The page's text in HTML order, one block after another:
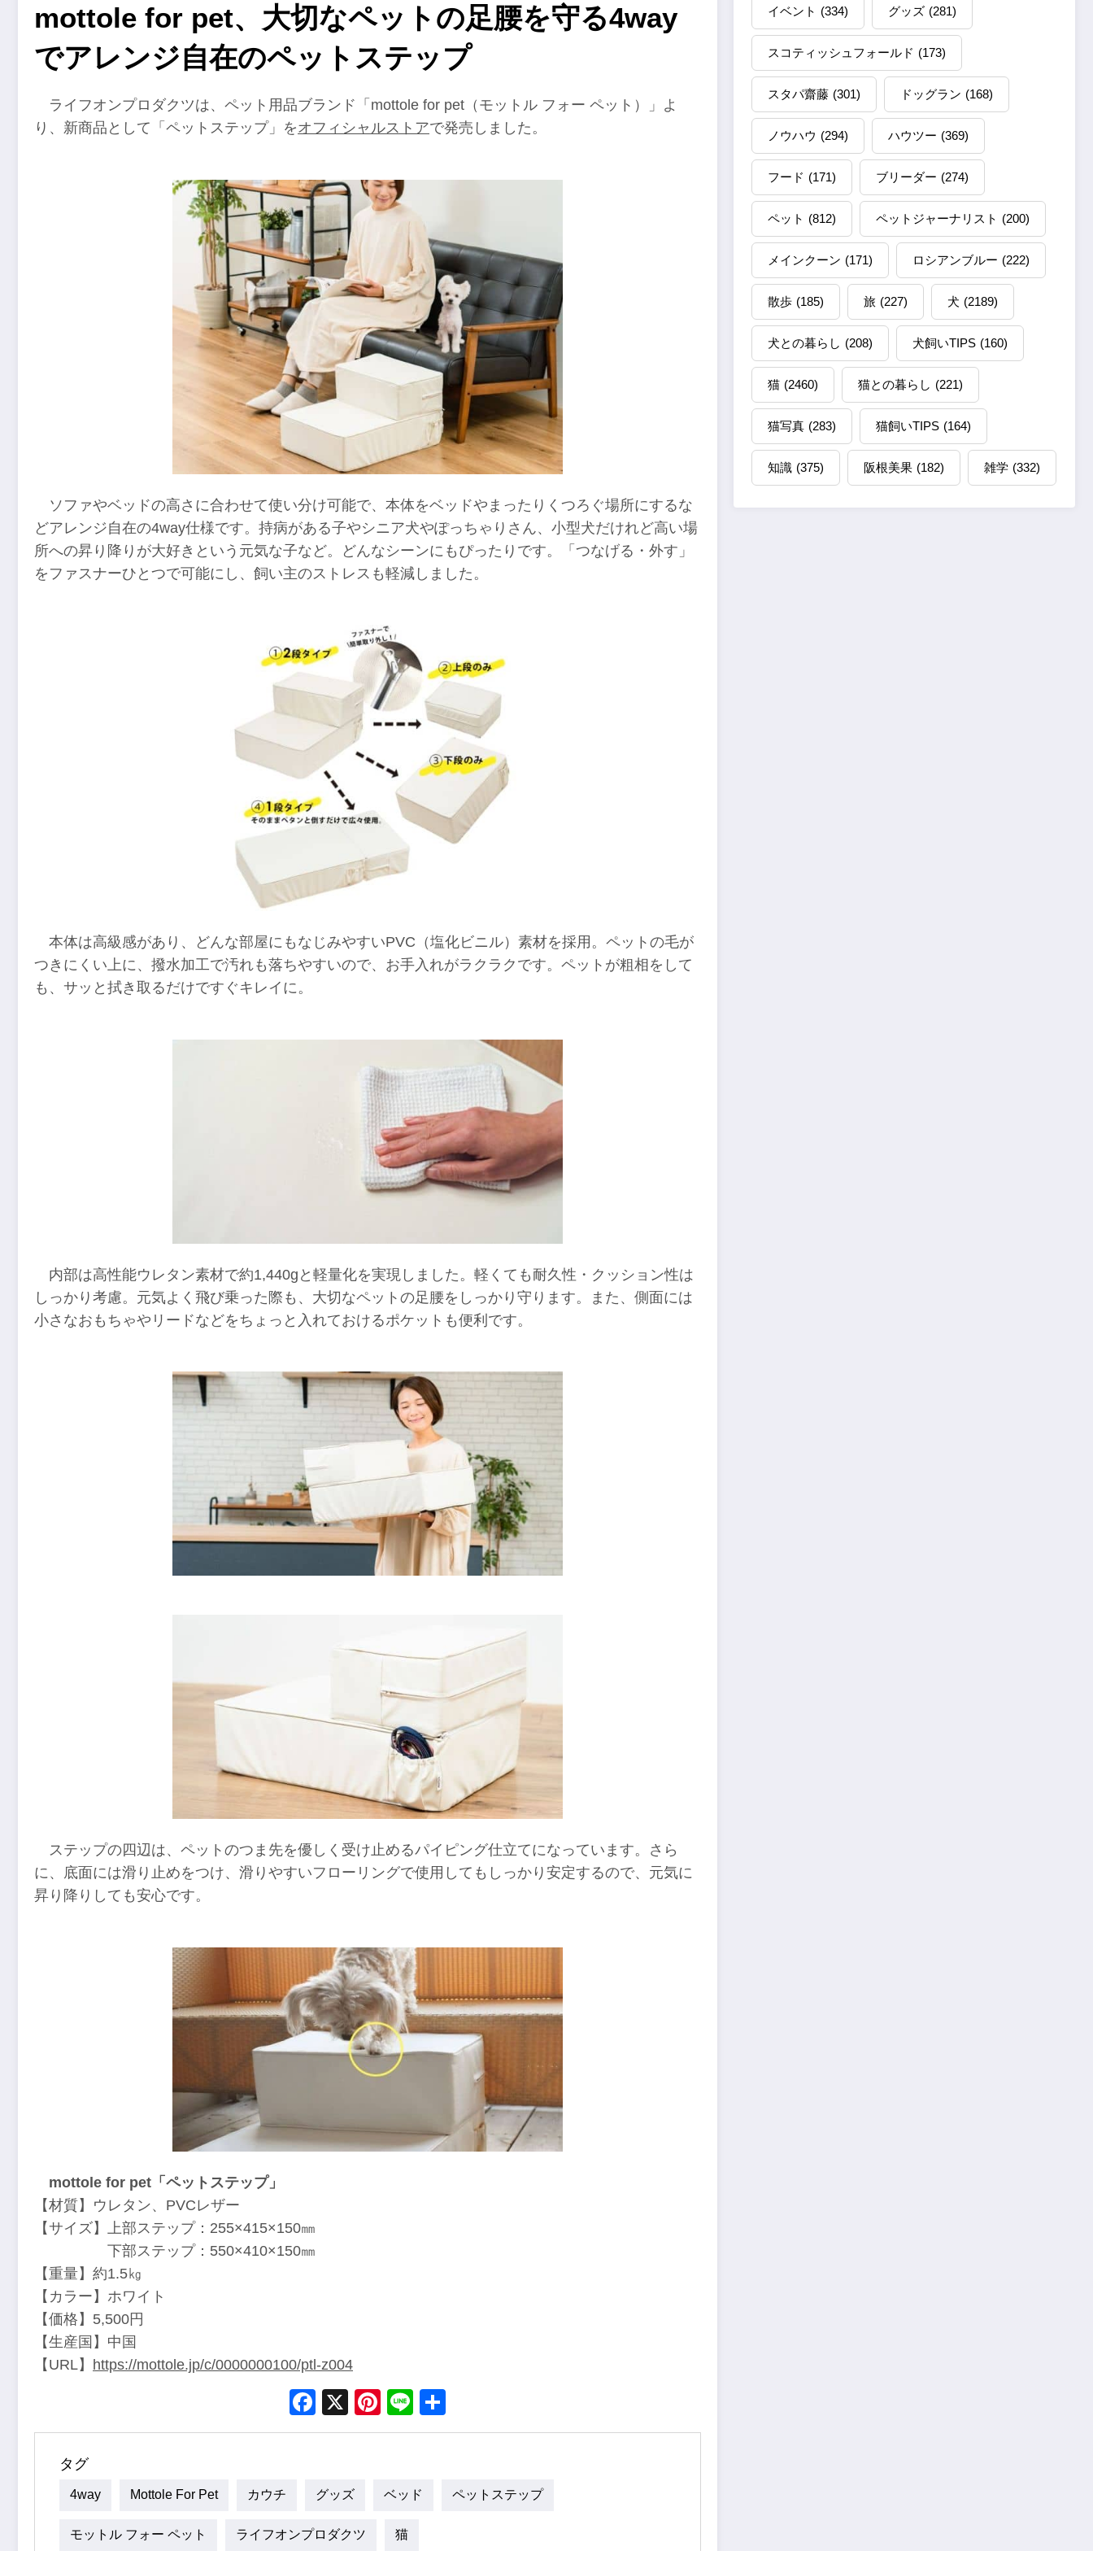
mottole for pet、大切なペットの足腰を守る4way
でアレンジ自在のペットステップ
ライフオンプロダクツは、ペット用品ブランド「mottole for pet（モットル フォー ペット）」よ
り、新商品として「ペットステップ」をオフィシャルストアで発売しました。
ソファやベッドの高さに合わせて使い分け可能で、本体をベッドやまったりくつろぐ場所にするな
どアレンジ自在の4way仕様です。持病がある子やシニア犬やぽっちゃりさん、小型犬だけれど高い場
所への昇り降りが大好きという元気な子など。どんなシーンにもぴったりです。「つなげる・外す」
をファスナーひとつで可能にし、飼い主のストレスも軽減しました。
本体は高級感があり、どんな部屋にもなじみやすいPVC（塩化ビニル）素材を採用。ペットの毛が
つきにくい上に、撥水加工で汚れも落ちやすいので、お手入れがラクラクです。ペットが粗相をして
も、サッと拭き取るだけですぐキレイに。
内部は高性能ウレタン素材で約1,440gと軽量化を実現しました。軽くても耐久性・クッション性は
しっかり考慮。元気よく飛び乗った際も、大切なペットの足腰をしっかり守ります。また、側面には
小さなおもちゃやリードなどをちょっと入れておけるポケットも便利です。
ステップの四辺は、ペットのつま先を優しく受け止めるパイピング仕立てになっています。さら
に、底面には滑り止めをつけ、滑りやすいフローリングで使用してもしっかり安定するので、元気に
昇り降りしても安心です。
mottole for pet「ペットステップ」
【材質】ウレタン、PVCレザー
【サイズ】上部ステップ：255×415×150㎜
下部ステップ：550×410×150㎜
【重量】約1.5㎏
【カラー】ホワイト
【価格】5,500円
【生産国】中国
【URL】 https://mottole.jp/c/0000000100/ptl-z004
Facebook
X Pinterest
Line
タグ
4way Mottole For Pet カウチ グッズ ベッド ペットステップ
モットル フォー ペット ライフオンプロダクツ 猫
イベント (334) グッズ (281)
スコティッシュフォールド (173)
スタパ齋藤 (301) ドッグラン (168)
ノウハウ (294) ハウツー (369)
フード (171) ブリーダー (274)
ペット (812) ペットジャーナリスト (200)
メインクーン (171) ロシアンブルー (222)
散歩 (185) 旅 (227) 犬 (2189)
犬との暮らし (208) 犬飼いTIPS (160)
猫 (2460) 猫との暮らし (221)
猫写真 (283) 猫飼いTIPS (164)
知識 (375) 阪根美果 (182) 雑学 (332)